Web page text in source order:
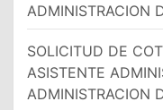
ADMINISTRACION
SOLICITUD DE
ASISTENTE
ADMINISTRACION